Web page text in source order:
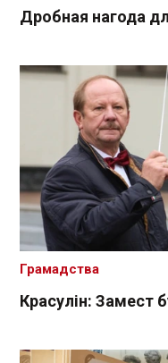
Дробная нагода
Красулін: Замест
Грамадства